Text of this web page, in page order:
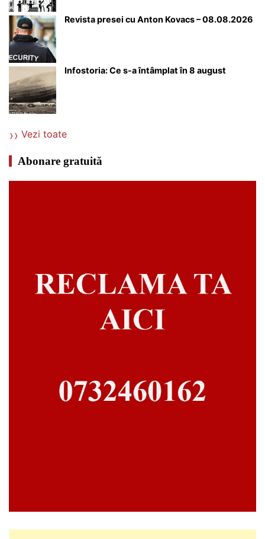
Revista presei cu Anton Kovacs – 08.08.2026
Infostoria: Ce s-a întâmplat în 8 august
Vezi toate
Abonare gratuită